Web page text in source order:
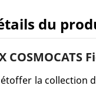
du
X
la collection